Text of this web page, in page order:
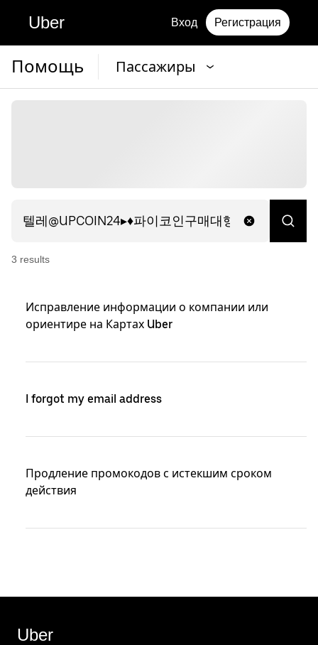
Uber Вход Регистрация
Помощь Пассажиры
3 results
Исправление информации о компании или
ориентире на Картах Uber
I forgot my email address
Продление промокодов с истекшим сроком
действия
Uber